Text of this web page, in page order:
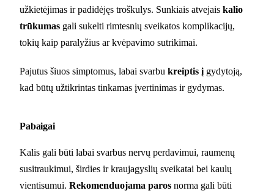
užkietėjimas ir padidėjęs troškulys. Sunkiais atvejais kalio
trūkumas gali sukelti rimtesnių sveikatos komplikacijų,
tokių kaip paralyžius ar kvėpavimo sutrikimai.
Pajutus šiuos simptomus, labai svarbu kreiptis į gydytoją,
kad būtų užtikrintas tinkamas įvertinimas ir gydymas.
Pabaigai
Kalis gali būti labai svarbus nervų perdavimui, raumenų
susitraukimui, širdies ir kraujagyslių sveikatai bei kaulų
vientisumui. Rekomenduojama paros norma gali būti